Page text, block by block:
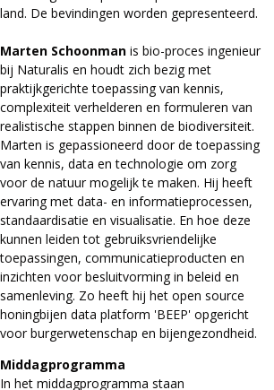
land. De bevindingen worden gepresenteerd.
Marten Schoonman is bio-proces ingenieur
bij Naturalis en houdt zich bezig met
praktijkgerichte toepassing van kennis,
complexiteit verhelderen en formuleren van
realistische stappen binnen de biodiversiteit.
Marten is gepassioneerd door de toepassing
van kennis, data en technologie om zorg
voor de natuur mogelijk te maken. Hij heeft
ervaring met data- en informatieprocessen,
standaardisatie en visualisatie. En hoe deze
kunnen leiden tot gebruiksvriendelijke
toepassingen, communicatieproducten en
inzichten voor besluitvorming in beleid en
samenleving. Zo heeft hij het open source
honingbijen data platform 'BEEP' opgericht
voor burgerwetenschap en bijengezondheid.
Middagprogramma
In het middagprogramma staan